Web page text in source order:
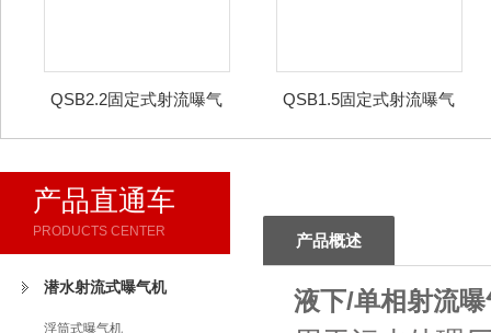
QSB2.2固定式射流曝气
QSB1.5固定式射流曝气
产品直通车
PRODUCTS CENTER
潜水射流式曝气机
浮筒式曝气机
产品概述
液下/单相射流